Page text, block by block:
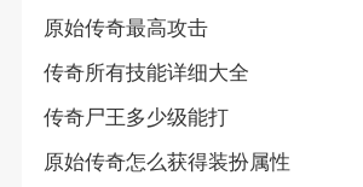
原始传奇最高攻击
传奇所有技能详细大全
传奇尸王多少级能打
原始传奇怎么获得装扮属性